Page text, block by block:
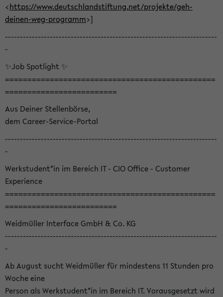
<https://www.deutschlandstiftung.net/projekte/geh-
deinen-weg-programm>]
-----------------------------------------------------------------------
-
✨Job Spotlight ✨
===============================================
=========================
Aus Deiner Stellenbörse,
dem Career-Service-Portal
-----------------------------------------------------------------------
-
Werkstudent*in im Bereich IT - CIO Office - Customer
Experience
===============================================
=========================
Weidmüller Interface GmbH & Co. KG
-----------------------------------------------------------------------
-
Ab August sucht Weidmüller für mindestens 11 Stunden pro
Woche eine
Person als Werkstudent*in im Bereich IT. Vorausgesetzt wird